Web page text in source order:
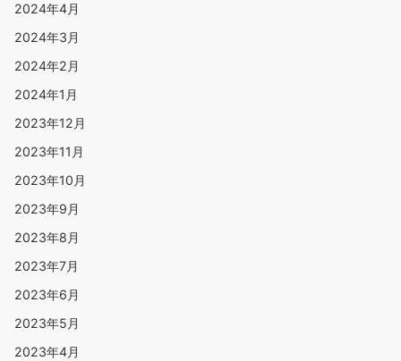
2024年4月
2024年3月
2024年2月
2024年1月
2023年12月
2023年11月
2023年10月
2023年9月
2023年8月
2023年7月
2023年6月
2023年5月
2023年4月